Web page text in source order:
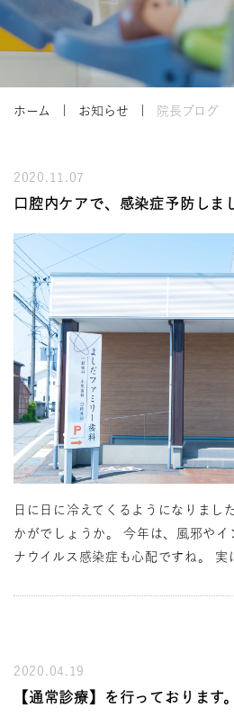
ホーム お知らせ 院長ブログ
2020.11.07
口腔内ケアで、感染症予防しま
日に日に冷えてくるようになりまし
かがでしょうか。 今年は、風邪やイ
ナウイルス感染症も心配ですね。
2020.04.19
【通常診療】を行っております。